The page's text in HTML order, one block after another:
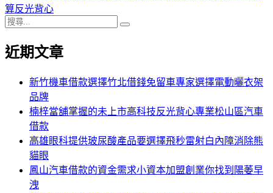
導
覽
章:
算反光背心
搜
關
近期文章
新竹機車借款選擇竹北借錢免留車專家選擇電動曬衣架
品牌
楠梓當舖掌握的未上市高科技反光背心專業松山區汽車
借款
高雄眼科提供玻尿酸產品要選擇飛秒雷射白內障消除熊
貓眼
鳳山汽車借款的資金需求小資本加盟創業你找到陽萎早
洩